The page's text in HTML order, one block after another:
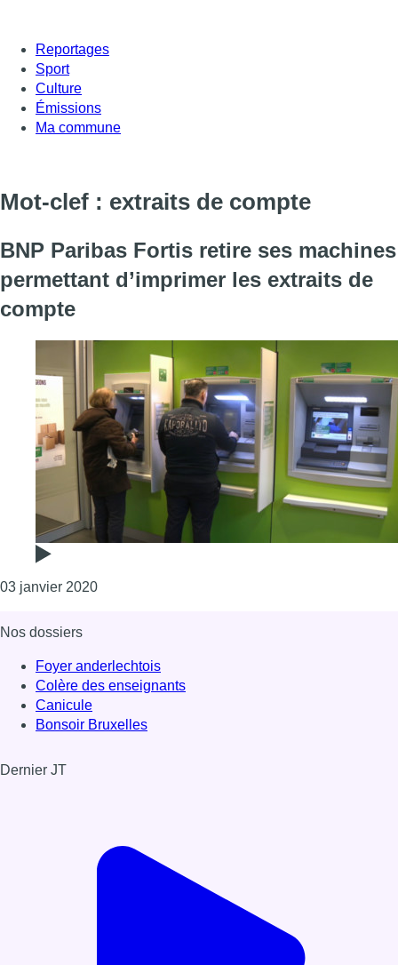
Reportages
Sport
Culture
Émissions
Ma commune
Mot-clef : extraits de compte
BNP Paribas Fortis retire ses machines
permettant d’imprimer les extraits de
compte
03 janvier 2020Consulter l'article "BNP Paribas Fortis retire
Nos dossiers
Foyer anderlechtois
Colère des enseignants
Canicule
Bonsoir Bruxelles
Dernier JT